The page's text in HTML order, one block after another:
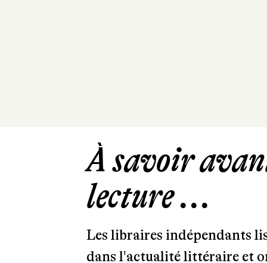
À savoir
lecture ...
Les libraires indépendants
dans l'actualité littéraire et